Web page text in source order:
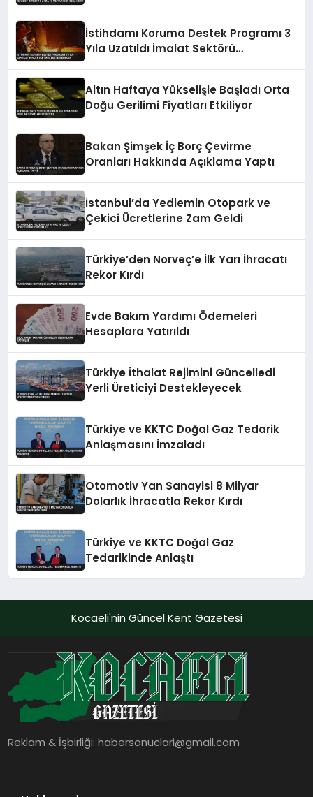
İstihdamı Koruma Destek Programı 3
Yıla Uzatıldı İmalat Sektörü
Altın Haftaya Yükselişle Başladı Orta
Doğu Gerilimi Fiyatları Etkiliyor
Bakan Şimşek İç Borç Çevirme
Oranları Hakkında Açıklama Yaptı
İstanbul’da Yediemin Otopark ve
Çekici Ücretlerine Zam Geldi
Türkiye’den Norveç’e İlk Yarı İhracatı
Rekor Kırdı
Evde Bakım Yardımı Ödemeleri
Hesaplara Yatırıldı
Türkiye İthalat Rejimini Güncelledi
Yerli Üreticiyi Destekleyecek
Türkiye ve KKTC Doğal Gaz Tedarik
Anlaşmasını İmzaladı
Otomotiv Yan Sanayisi 8 Milyar
Dolarlık İhracatla Rekor Kırdı
Türkiye ve KKTC Doğal Gaz
Tedarikinde Anlaştı
Kocaeli'nin Güncel Kent Gazetesi
Reklam & İşbirliği:habersonuclari@gmail.com